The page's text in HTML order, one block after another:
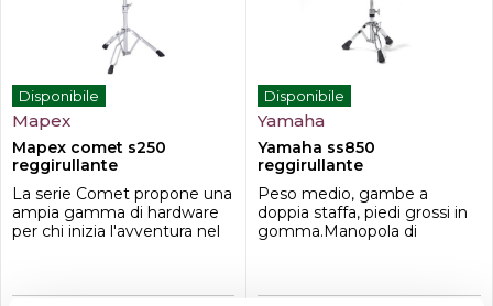
Disponibile
Mapex
Mapex comet s250
reggirullante
La serie Comet propone una
ampia gamma di hardware
per chi inizia l'avventura nel
Disponibile
Yamaha
Yamaha ss850
reggirullante
Peso medio, gambe a
doppia staffa, piedi grossi in
gomma.Manopola di